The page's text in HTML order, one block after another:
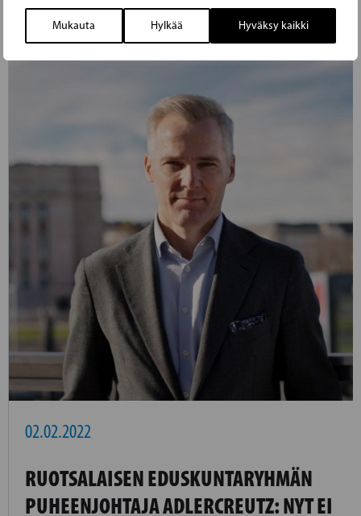
Mukauta Hylkää Hyväksy kaikki
LUE EDELLINEN ARTIKKELI
02.02.2022
RUOTSALAISEN EDUSKUNTARYHMÄN
PUHEENJOHTAJA ADLERCREUTZ: NYT EI